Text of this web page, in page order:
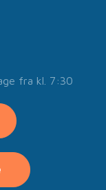
fra kl. 7:30